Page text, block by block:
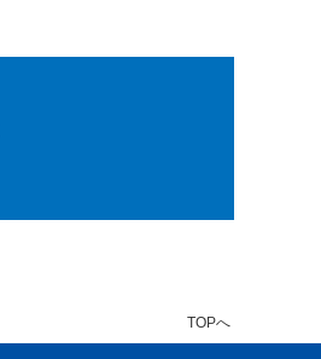
TOPへ